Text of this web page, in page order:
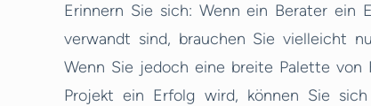
Erinnern Sie sich: Wenn ein Berater ein
verwandt sind, brauchen Sie vielleicht
Wenn Sie jedoch eine breite Palette von
Projekt ein Erfolg wird, können Sie